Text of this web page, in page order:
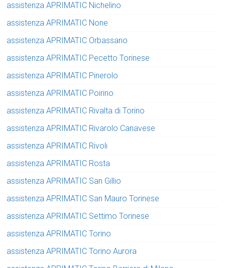
assistenza APRIMATIC Nichelino
assistenza APRIMATIC None
assistenza APRIMATIC Orbassano
assistenza APRIMATIC Pecetto Torinese
assistenza APRIMATIC Pinerolo
assistenza APRIMATIC Poirino
assistenza APRIMATIC Rivalta di Torino
assistenza APRIMATIC Rivarolo Canavese
assistenza APRIMATIC Rivoli
assistenza APRIMATIC Rosta
assistenza APRIMATIC San Gillio
assistenza APRIMATIC San Mauro Torinese
assistenza APRIMATIC Settimo Torinese
assistenza APRIMATIC Torino
assistenza APRIMATIC Torino Aurora